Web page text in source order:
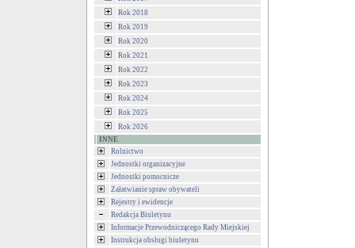
Rok 2018
Rok 2019
Rok 2020
Rok 2021
Rok 2022
Rok 2023
Rok 2024
Rok 2025
Rok 2026
INNE
Rolnictwo
Jednostki organizacyjne
Jednostki pomocnicze
Załatwianie spraw obywateli
Rejestry i ewidencje
Redakcja Biuletynu
Informacje Przewodniczącego Rady Miejskiej
Instrukcja obsługi biuletynu